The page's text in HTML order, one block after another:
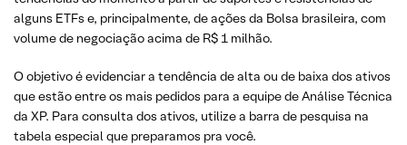
alguns ETFs e, principalmente, de ações da Bolsa brasileira, com
volume de negociação acima de R$ 1 milhão.
O objetivo é evidenciar a tendência de alta ou de baixa dos ativos
que estão entre os mais pedidos para a equipe de Análise Técnica
da XP. Para consulta dos ativos, utilize a barra de pesquisa na
tabela especial que preparamos pra você.